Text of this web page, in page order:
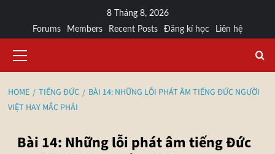
8 Tháng 8, 2026
Forums
Members Recent Posts Đăng kí học Liên hệ
HOME TIẾNG ĐỨC
BÀI 14: NHỮNG LỖI PHÁT ÂM TIẾNG ĐỨC NGƯỜI
VIỆT HAY MẮC PHẢI
Bài 14: Những lỗi phát âm tiếng Đức